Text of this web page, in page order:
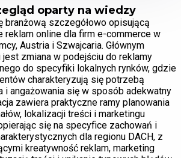
oparty na wiedzy
branżową szczegółowo opisującą
reklam online dla firm e-commerce w
Austria i Szwajcaria. Głównym
zmiana w podejściu do reklamy
do specyfiki lokalnych rynków, gdzie
charakteryzują się potrzebą
i angażowania się w sposób adekwatny
zawiera praktyczne ramy planowania
lokalizacji treści i marketingu
się na specyfice zachowań i
dla regionu DACH, z
kreatywność reklam, marketing